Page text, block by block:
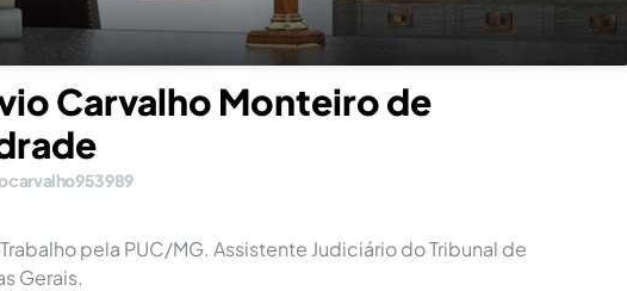
Carvalho Monteiro de
pela PUC/MG. Assistente Judiciário do Tribunal de
Gerais.